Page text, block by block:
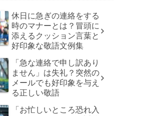
休日に急ぎの連絡をする
時のマナーとは？冒頭に
添えるクッション言葉と
好印象な敬語文例集
「急な連絡で申し訳あり
ません」は失礼？突然の
メールでも好印象を与え
る正しい敬語
「お忙しいところ恐れ入